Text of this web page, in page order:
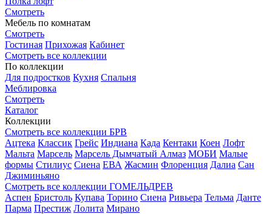
Смотреть
Мебель по комнатам
Смотреть
Гостиная Прихожая Кабинет
Смотреть все коллекции
По коллекции
Для подростков Кухня Спальня
Меблировка
Смотреть
Каталог
Коллекции
Смотреть все коллекции БРВ
Ацтека Классик Грейс Индиана Када Кентаки Коен Лофт
Мальта Марсель Марсель Дымчатый Алмаз МОБИ Малые
формы Стилиус Сиена ЕВА Жасмин Флоренция Далиа Сан
Джиминьяно
Смотреть все коллекции ГОМЕЛЬДРЕВ
Аспен Бристоль Купава Торино Сиена Ривьера Тельма Данте
Парма Престиж Лолита Мирано